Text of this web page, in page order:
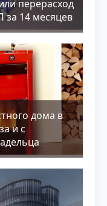
перерасход
за 14 месяцев
дома в
и с